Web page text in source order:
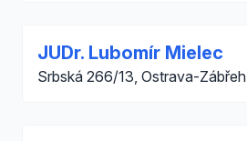
JUDr. Lubomír Mielec
Srbská 266/13, Ostrava-Zábřeh